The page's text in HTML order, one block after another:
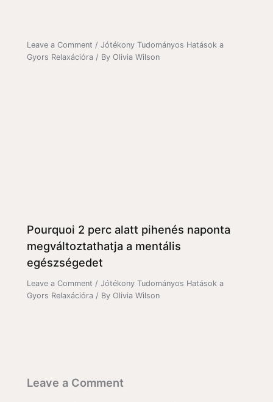
Leave a Comment /Jótékony Tudományos Hatások a
Gyors Relaxációra / ByOlivia Wilson
Pourquoi 2 perc alatt pihenés naponta
megváltoztathatja a mentális
egészségedet
Leave a Comment /Jótékony Tudományos Hatások a
Gyors Relaxációra / ByOlivia Wilson
Leave a Comment